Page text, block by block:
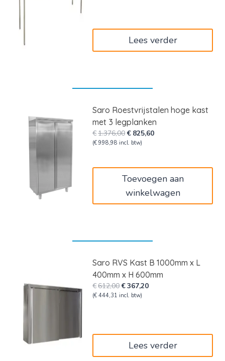
Lees verder
Saro Roestvrijstalen hoge kast
met 3 legplanken
€1.376,00Oorspronkelijke
prijs
€ 825,60Huidige
(€ 998,98 incl. btw)
Toevoegen aan
winkelwagen
Saro RVS Kast B 1000mm x L
400mm x H 600mm
€612,00Oorspronkelijke
prijs
€367,20Huidige
(€ 444,31 incl. btw)
Lees verder